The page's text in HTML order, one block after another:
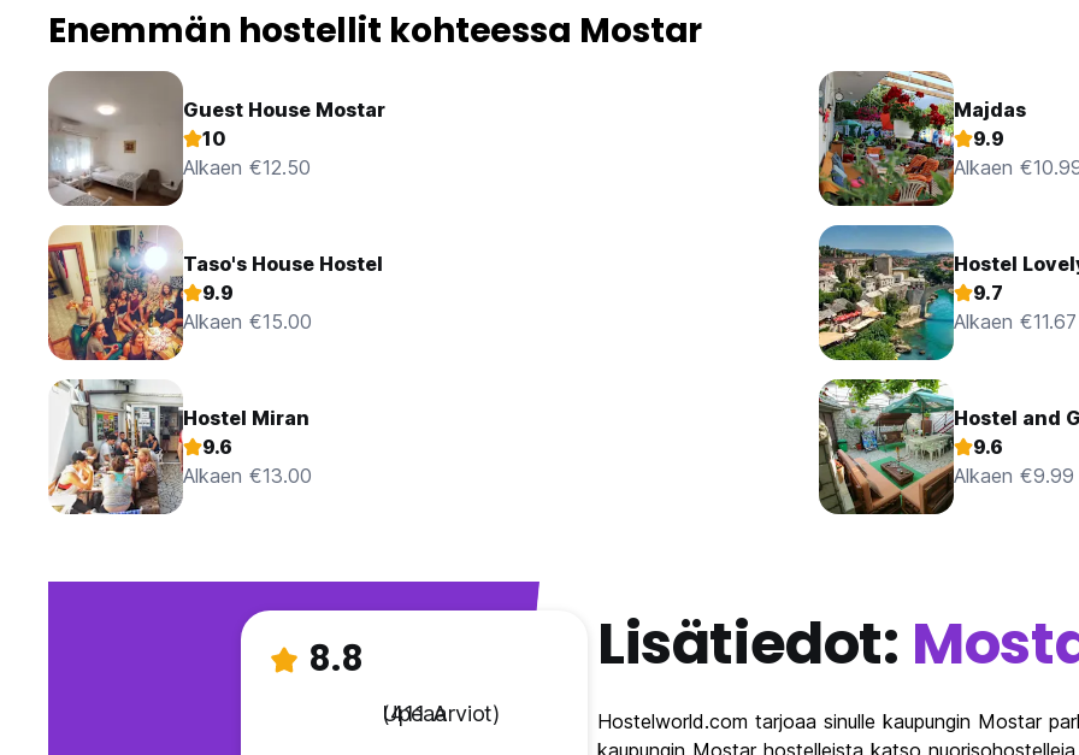
Enemmän hostellit kohteessa Mostar
Guest House Mostar
10
Alkaen €12.50
Majdas
9.9
Alkaen
Taso's House Hostel
9.9
Alkaen €15.00
Hostel
9.7
Alkaen €11.67
Hostel Miran
9.6
Alkaen €13.00
Hostel and
9.6
Alkaen €9.99
8.8
Upeaa
(411 Arviot)
Lisätiedot:
Hostelworld.com tarjoaa sinulle kaupungin Mostar